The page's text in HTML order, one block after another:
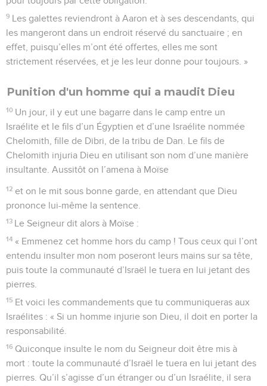
9 Les galettes reviendront à Aaron et à ses descendants, qui
les mangeront dans un endroit réservé du sanctuaire ; en
effet, puisqu’elles m’ont été offertes, elles me sont
strictement réservées, et je les leur donne pour toujours. »
Punition d'un homme qui a maudit Dieu
10 Un jour, il y eut une bagarre dans le camp entre un
Israélite et le fils d’un Égyptien et d’une Israélite nommée
Chelomith, fille de Dibri, de la tribu de Dan. Le fils de
Chelomith injuria Dieu en utilisant son nom d’une manière
insultante. Aussitôt on l’amena à Moïse
12 et on le mit sous bonne garde, en attendant que Dieu
prononce lui-même la sentence.
13 Le Seigneur dit alors à Moïse :
14 « Emmenez cet homme hors du camp ! Tous ceux qui l’ont
entendu insulter mon nom poseront leurs mains sur sa tête,
puis toute la communauté d’Israël le tuera en lui jetant des
pierres.
15 Et voici les commandements que tu communiqueras aux
Israélites : « Si un homme injurie son Dieu, il doit en porter la
responsabilité.
16 Quiconque insulte le nom du Seigneur doit être mis à
mort : toute la communauté d’Israël le tuera en lui jetant des
pierres. Qu’il s’agisse d’un étranger ou d’un Israélite, il sera